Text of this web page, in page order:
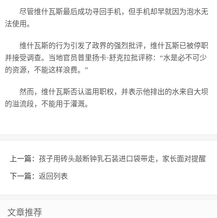
尽管维什瓦斯最后成功寻回手机，但手机却早就因为泡水无
法使用。
维什瓦斯的行为引发了政界的强烈批评，维什瓦斯已被停职
并接受调查。当地官员普里扬卡·舒克拉批评称：“水是必不可少
的资源，不能这样浪费。”
然而，维什瓦斯否认滥用职权，并表示他排出的水来自大坝
的溢流段，不能用于灌溉。
上一篇： 孩子用砖头敲断钟乳石装进口袋带走，家长面对提醒
称“小孩喜欢”，景区回应
下一篇： 返回列表
文章推荐